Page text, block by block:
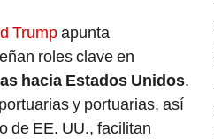
Trumpapunta
roles clave en
hacia Estados Unidos.
y portuarias, así
de EE. UU., facilitan